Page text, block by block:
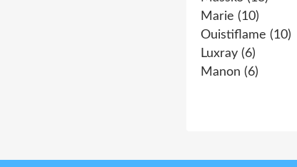
Marie (10)
Ouistiflame (10)
Luxray (6)
Manon (6)